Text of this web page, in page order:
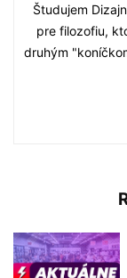
Študujem
pre filozofiu,
druhým